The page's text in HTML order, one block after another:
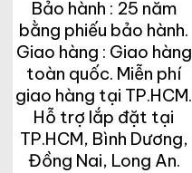
Bảo hành : 25 năm
bằng phiếu bảo hành.
Giao hàng : Giao hàng
toàn quốc. Miễn phí
giao hàng tại TP.HCM.
Hỗ trợ lắp đặt tại
TP.HCM, Bình Dương,
Đồng Nai, Long An.